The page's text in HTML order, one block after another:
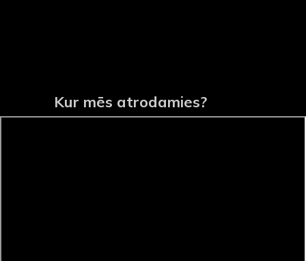
Kur mēs atrodamies?